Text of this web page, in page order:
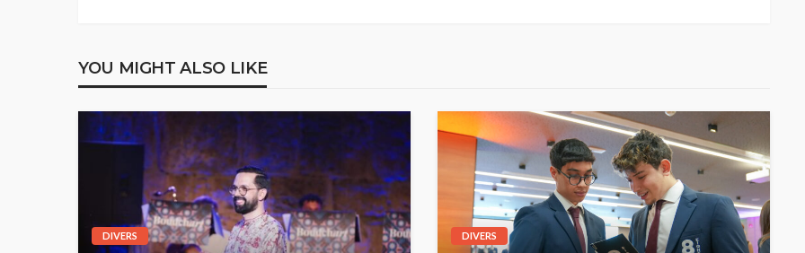
YOU MIGHT ALSO LIKE
DIVERS DIVERS